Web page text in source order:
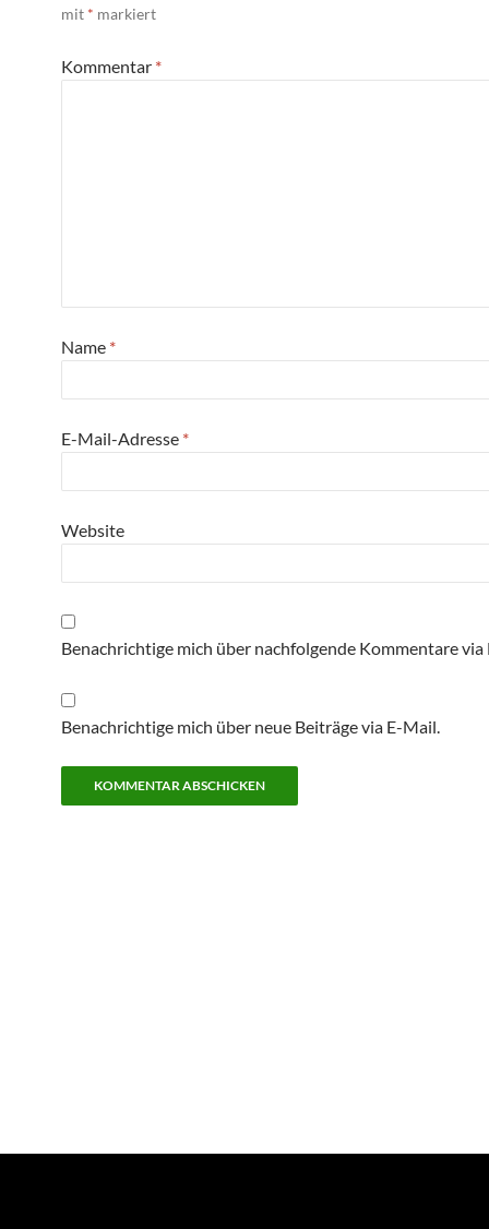
mit * markiert
Kommentar *
Name *
E-Mail-Adresse *
Website
Benachrichtige mich über nachfolgende Kommentare via
Benachrichtige mich über neue Beiträge via E-Mail.